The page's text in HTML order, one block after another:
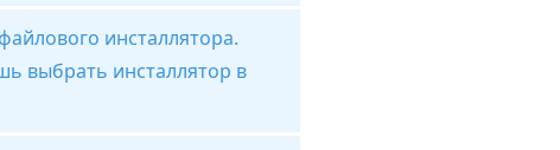
инсталлятора.
выбрать инсталлятор в